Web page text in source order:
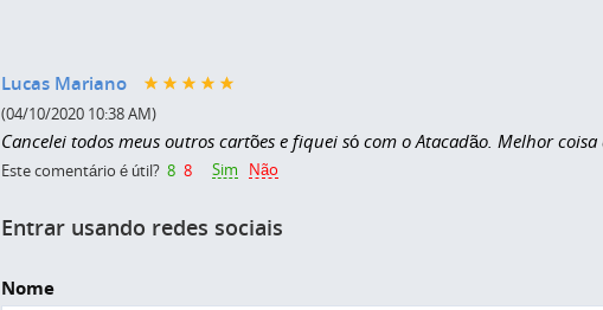
Lucas Mariano
(04/10/2020 10:38 AM)
Cancelei todos meus outros cartões e fiquei só com o Atacadão. Melhor coisa
Este comentário é útil? 8 8 Sim
Não
Entrar usando redes sociais
Nome